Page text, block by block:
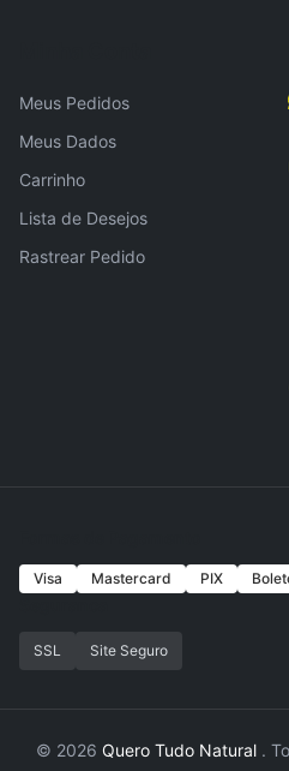
Meus Pedidos
Meus Dados
Carrinho
Lista de Desejos
Rastrear Pedido
Visa Mastercard PIX
SSL Site Seguro
© 2026 Quero Tudo Natural .